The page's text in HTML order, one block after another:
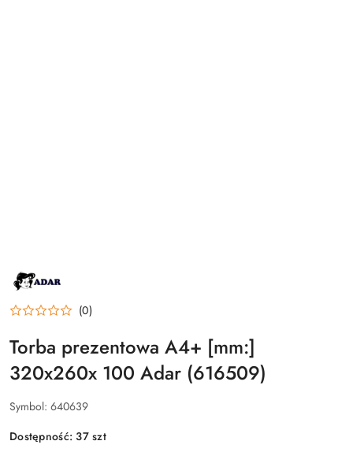
NAZWA
PRODUCENTA:
ADAR
(0)
Torba prezentowa A4+ [mm:]
320x260x 100 Adar (616509)
Symbol: 640639
Dostępność:37szt